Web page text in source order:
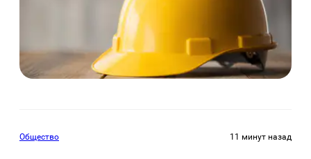
Общество 11 минут назад